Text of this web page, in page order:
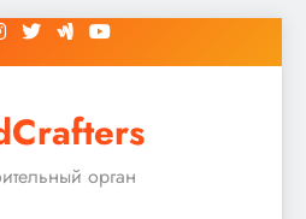
орган